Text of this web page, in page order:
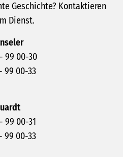
Geschichte? Kontaktieren
Dienst.
99 00-30
99 00-33
99 00-31
99 00-33